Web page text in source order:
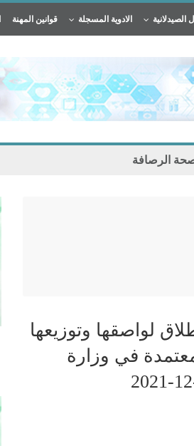
الادوية المسجلة قوانين المهنة
الرصافة
لواصقها وتوزيعها
في وزارة